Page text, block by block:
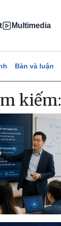
Multimedia
Bàn và luận
kiếm: